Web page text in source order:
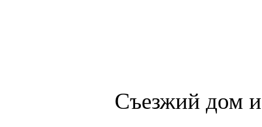
Съезжий дом и